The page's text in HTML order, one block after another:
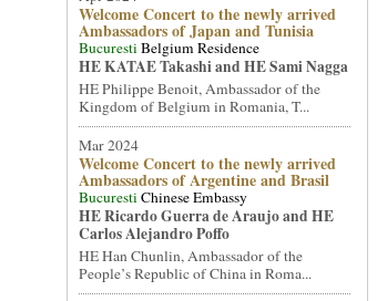
Welcome Concert to the newly arrived
Ambassadors of Japan and Tunisia
BucurestiBelgium Residence
HE KATAE Takashi and HE Sami Nagga
HE Philippe Benoit, Ambassador of the
Kingdom of Belgium in Romania, T...
Mar 2024
Welcome Concert to the newly arrived
Ambassadors of Argentine and Brasil
BucurestiChinese Embassy
HE Ricardo Guerra de Araujo and HE
Carlos Alejandro Poffo
HE Han Chunlin, Ambassador of the
People’s Republic of China in Roma...